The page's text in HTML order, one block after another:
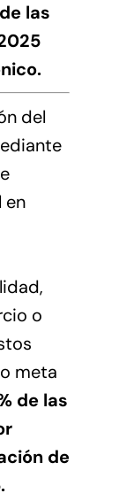
las
del
en
o
meta
de las
de